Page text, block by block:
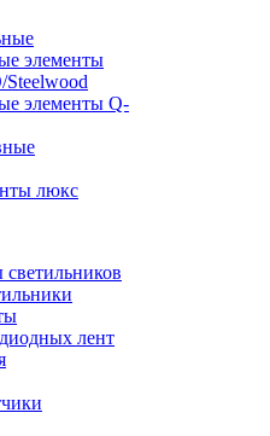
элементы
элементы Q-
лент